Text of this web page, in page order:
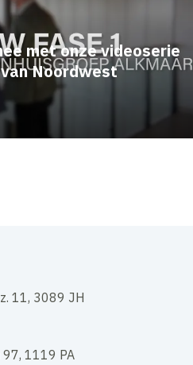
met onze videoserie
Noordwest
11, 3089 JH
1119 PA